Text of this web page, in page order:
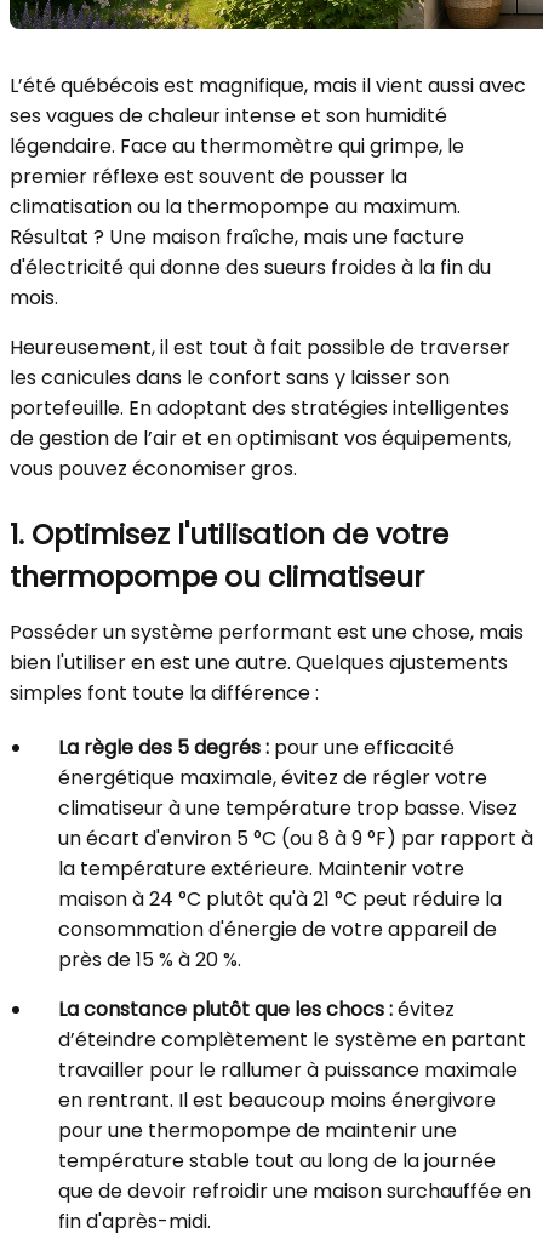
L’été québécois est magnifique, mais il vient aussi avec
ses vagues de chaleur intense et son humidité
légendaire. Face au thermomètre qui grimpe, le
premier réflexe est souvent de pousser la
climatisation ou la thermopompe au maximum.
Résultat ? Une maison fraîche, mais une facture
d'électricité qui donne des sueurs froides à la fin du
mois.
Heureusement, il est tout à fait possible de traverser
les canicules dans le confort sans y laisser son
portefeuille. En adoptant des stratégies intelligentes
de gestion de l’air et en optimisant vos équipements,
vous pouvez économiser gros.
1. Optimisez l'utilisation de votre
thermopompe ou climatiseur
Posséder un système performant est une chose, mais
bien l'utiliser en est une autre. Quelques ajustements
simples font toute la différence :
La règle des 5 degrés : pour une efficacité
énergétique maximale, évitez de régler votre
climatiseur à une température trop basse. Visez
un écart d'environ 5 °C (ou 8 à 9 °F) par rapport à
la température extérieure. Maintenir votre
maison à 24 °C plutôt qu'à 21 °C peut réduire la
consommation d'énergie de votre appareil de
près de 15 % à 20 %.
La constance plutôt que les chocs :évitez
d’éteindre complètement le système en partant
travailler pour le rallumer à puissance maximale
en rentrant. Il est beaucoup moins énergivore
pour une thermopompe de maintenir une
température stable tout au long de la journée
que de devoir refroidir une maison surchauffée en
fin d'après-midi.